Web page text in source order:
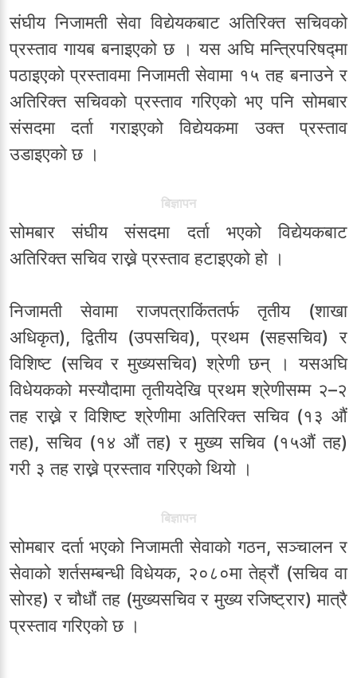
संघीय निजामती सेवा विद्येयकबाट अतिरिक्त सचिवको
प्रस्ताव गायब बनाइएको छ । यस अघि मन्त्रिपरिषद्मा
पठाइएको प्रस्तावमा निजामती सेवामा १५ तह बनाउने र
अतिरिक्त सचिवको प्रस्ताव गरिएको भए पनि सोमबार
संसदमा दर्ता गराइएको विद्येयकमा उक्त प्रस्ताव
उडाइएको छ ।
बिज्ञापन
सोमबार संघीय संसदमा दर्ता भएको विद्येयकबाट
अतिरिक्त सचिव राख्ने प्रस्ताव हटाइएको हो ।
निजामती सेवामा राजपत्राकिंततर्फ तृतीय (शाखा
अधिकृत), द्वितीय (उपसचिव), प्रथम (सहसचिव) र
विशिष्ट (सचिव र मुख्यसचिव) श्रेणी छन् । यसअघि
विधेयकको मस्यौदामा तृतीयदेखि प्रथम श्रेणीसम्म २–२
तह राख्ने र विशिष्ट श्रेणीमा अतिरिक्त सचिव (१३ औं
तह), सचिव (१४ औं तह) र मुख्य सचिव (१५औं तह)
गरी ३ तह राख्ने प्रस्ताव गरिएको थियो ।
बिज्ञापन
सोमबार दर्ता भएको निजामती सेवाको गठन, सञ्चालन र
सेवाको शर्तसम्बन्धी विधेयक, २०८०मा तेह्रौं (सचिव वा
सोरह) र चौधौं तह (मुख्यसचिव र मुख्य रजिष्ट्रार) मात्रै
प्रस्ताव गरिएको छ ।